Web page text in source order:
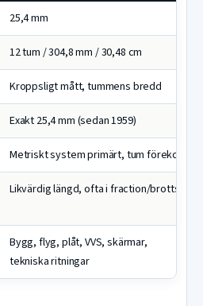
25,4 mm
12 tum / 304,8 mm / 30,48 cm
Kroppsligt mått, tummens bredd
Exakt 25,4 mm (sedan 1959)
Metriskt system primärt, tum
Likvärdig längd, ofta i fraction/brottsform
Bygg, flyg, plåt, VVS, skärmar,
tekniska ritningar